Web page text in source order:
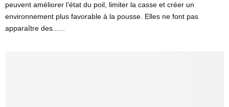
peuvent améliorer l’état du poil, limiter la casse et créer un
environnement plus favorable à la pousse. Elles ne font pas
apparaître des......